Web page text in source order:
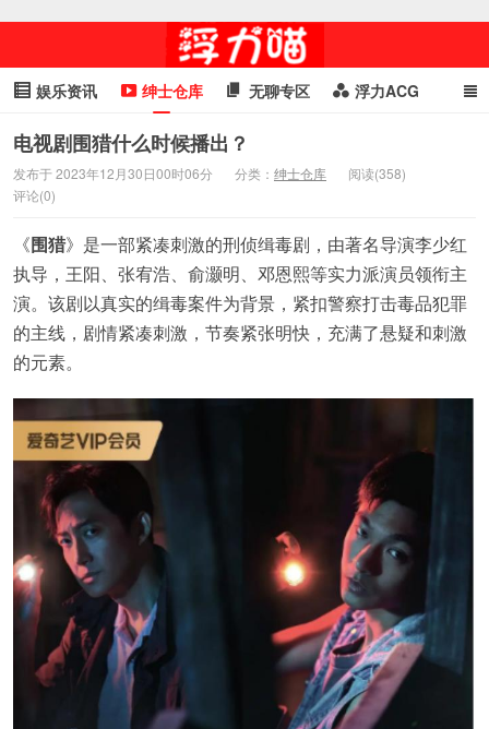
娱乐资讯 绅士仓库 无聊专区 浮力ACG
浮力GIF 明星头条 浮力资讯
cosplay
电视剧围猎什么时候播出？
发布于 2023年12月30日00时06分 分类： 绅士仓库
阅读(358)
评论(0)
《围猎》是一部紧凑刺激的刑侦缉毒剧，由著名导演李少红
执导，王阳、张宥浩、俞灏明、邓恩熙等实力派演员领衔主
演。该剧以真实的缉毒案件为背景，紧扣警察打击毒品犯罪
的主线，剧情紧凑刺激，节奏紧张明快，充满了悬疑和刺激
的元素。